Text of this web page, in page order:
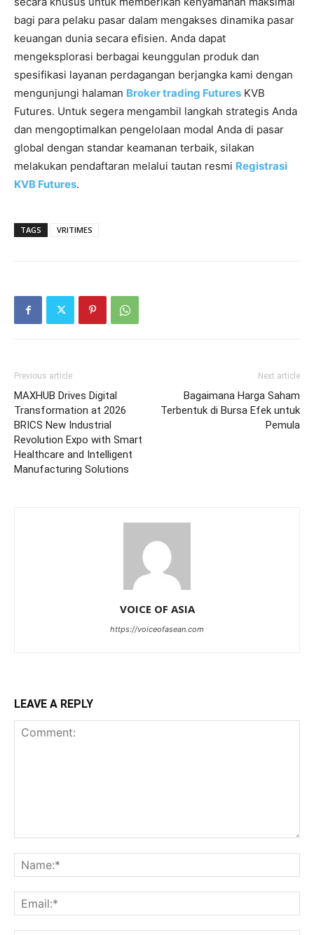
bagi para pelaku pasar dalam mengakses dinamika pasar
keuangan dunia secara efisien. Anda dapat
mengeksplorasi berbagai keunggulan produk dan
spesifikasi layanan perdagangan berjangka kami dengan
mengunjungi halaman Broker trading Futures KVB
Futures. Untuk segera mengambil langkah strategis Anda
dan mengoptimalkan pengelolaan modal Anda di pasar
global dengan standar keamanan terbaik, silakan
melakukan pendaftaran melalui tautan resmi Registrasi
KVB Futures.
TAGS VRITIMES
Previous article
MAXHUB Drives Digital
Transformation at 2026
BRICS New Industrial
Revolution Expo with Smart
Healthcare and Intelligent
Manufacturing Solutions
Next article
Bagaimana Harga Saham
Terbentuk di Bursa Efek untuk
Pemula
VOICE OF ASIA
https://voiceofasean.com
LEAVE A REPLY